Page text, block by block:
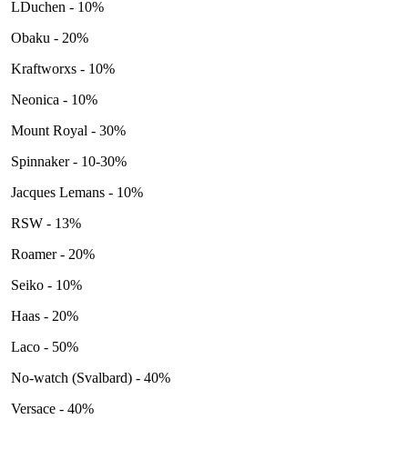
LDuchen - 10%
Obaku - 20%
Kraftworxs - 10%
Neonica - 10%
Mount Royal - 30%
Spinnaker - 10-30%
Jacques Lemans - 10%
RSW - 13%
Roamer - 20%
Seiko - 10%
Haas - 20%
Laco - 50%
No-watch (Svalbard) - 40%
Versace - 40%